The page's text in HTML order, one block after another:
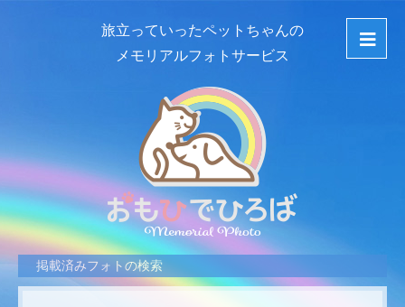
旅立っていったペットちゃんの
メモリアルフォトサービス
掲載済みフォトの検索